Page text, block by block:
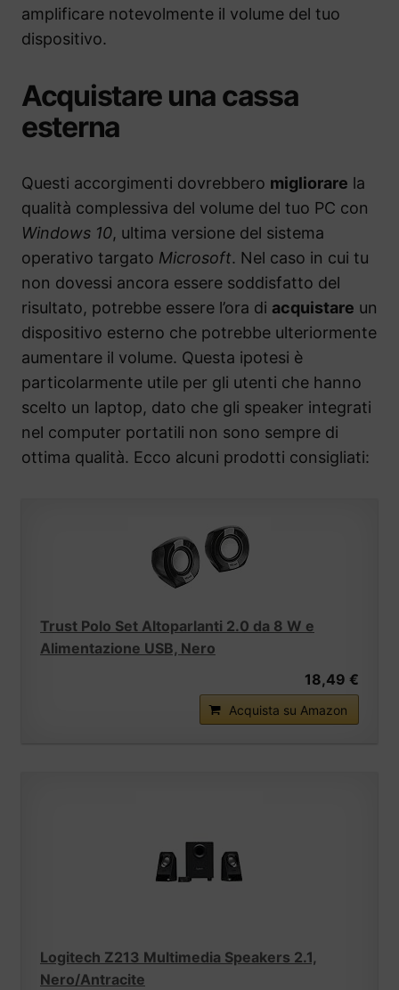
amplificare notevolmente il volume del tuo
dispositivo.
Acquistare una cassa
esterna
Questi accorgimenti dovrebbero migliorare la
qualità complessiva del volume del tuo PC con
Windows 10, ultima versione del sistema
operativo targato Microsoft. Nel caso in cui tu
non dovessi ancora essere soddisfatto del
risultato, potrebbe essere l’ora di acquistare un
dispositivo esterno che potrebbe ulteriormente
aumentare il volume. Questa ipotesi è
particolarmente utile per gli utenti che hanno
scelto un laptop, dato che gli speaker integrati
nel computer portatili non sono sempre di
ottima qualità. Ecco alcuni prodotti consigliati:
Trust Polo Set Altoparlanti 2.0 da 8 W e
Alimentazione USB, Nero
18,49 €
Acquista su Amazon
Logitech Z213 Multimedia Speakers 2.1,
Nero/Antracite